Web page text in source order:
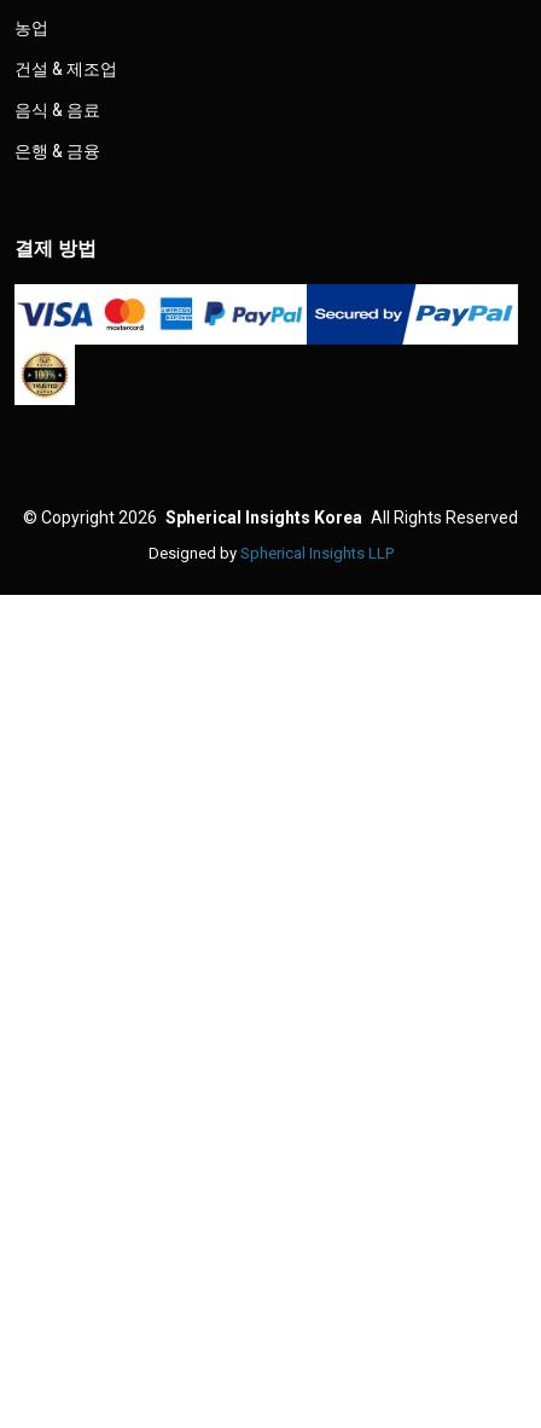
농업
건설 & 제조업
음식 & 음료
은행 & 금융
결제 방법
© Copyright 2026 Spherical Insights Korea All Rights Reserved
Designed by Spherical Insights LLP